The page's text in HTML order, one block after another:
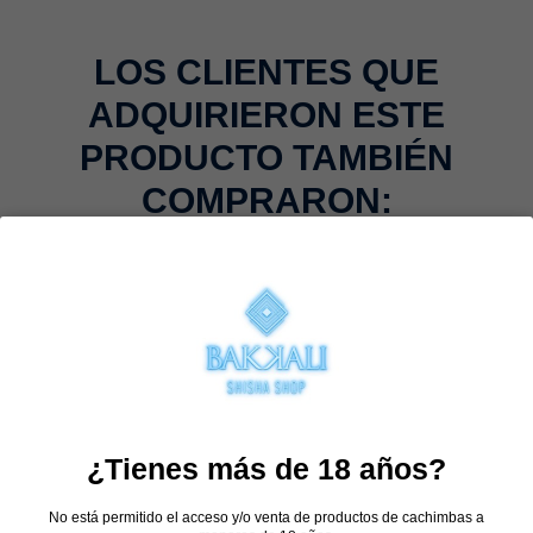
LOS CLIENTES QUE
ADQUIRIERON ESTE
PRODUCTO TAMBIÉN
COMPRARON:
¿Tienes más de 18 años?
No está permitido el acceso y/o venta de productos de cachimbas a